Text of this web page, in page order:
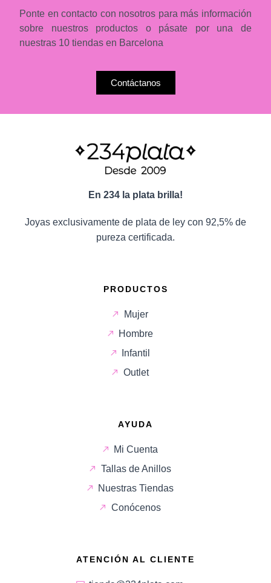
Ponte en contacto con nosotros para más información
sobre nuestros productos o pásate por una de
nuestras 10 tiendas en Barcelona
Contáctanos
En 234 la plata brilla!
Joyas exclusivamente de plata de ley con 92,5% de
pureza certificada.
PRODUCTOS
Mujer
Hombre
Infantil
Outlet
AYUDA
Mi Cuenta
Tallas de Anillos
Nuestras Tiendas
Conócenos
ATENCIÓN AL CLIENTE